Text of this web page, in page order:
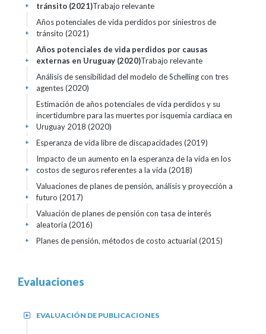
tránsito (2021)Trabajo relevante
+
Años potenciales de vida perdidos por siniestros de
tránsito (2021)
+
Años potenciales de vida perdidos por causas
externas en Uruguay (2020)Trabajo relevante
+
Análisis de sensibilidad del modelo de Schelling con tres
agentes (2020)
+
Estimación de años potenciales de vida perdidos y su
incertidumbre para las muertes por isquemia cardíaca en
Uruguay 2018 (2020)
+
Esperanza de vida libre de discapacidades (2019)
+
Impacto de un aumento en la esperanza de la vida en los
costos de seguros referentes a la vida (2018)
+
Valuaciones de planes de pensión, análisis y proyección a
futuro (2017)
+
Valuación de planes de pensión con tasa de interés
aleatoria (2016)
+
Planes de pensión, métodos de costo actuarial (2015)
+
Evaluaciones
EVALUACIÓN DE PUBLICACIONES
+